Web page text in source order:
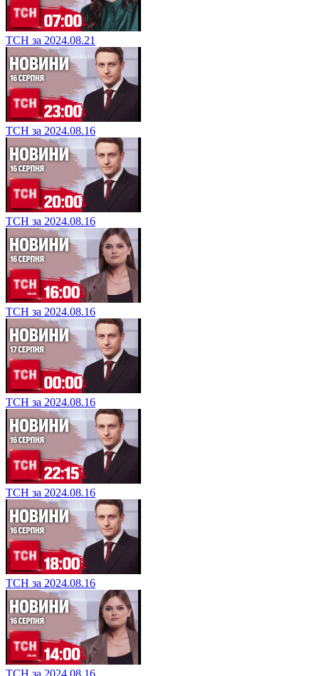
ТСН за 2024.08.21
ТСН за 2024.08.16
ТСН за 2024.08.16
ТСН за 2024.08.16
ТСН за 2024.08.16
ТСН за 2024.08.16
ТСН за 2024.08.16
ТСН за 2024.08.16